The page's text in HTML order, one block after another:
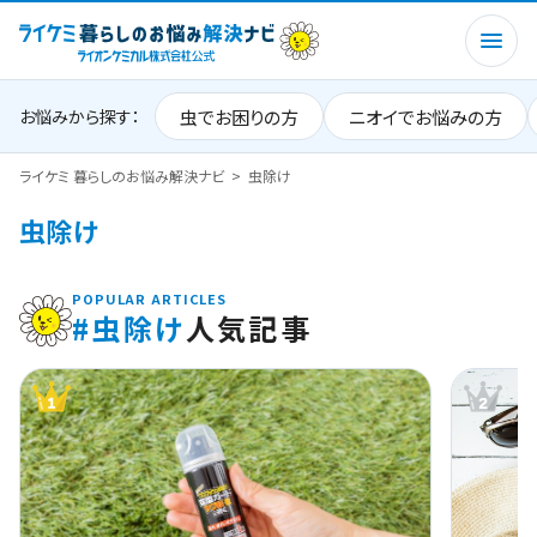
お悩みから探す： 虫でお困りの方 ニオイでお悩みの方
ライケミ 暮らしのお悩み解決ナビ 虫除け
虫除け
POPULAR ARTICLES
#虫除け人気記事